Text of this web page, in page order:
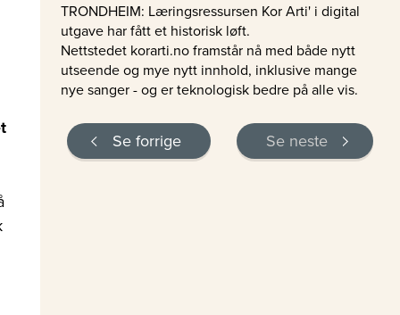
TRONDHEIM: Læringsressursen Kor Arti' i digital
utgave har fått et historisk løft.
Nettstedet korarti.no framstår nå med både nytt
utseende og mye nytt innhold, inklusive mange
nye sanger - og er teknologisk bedre på alle vis.
Se forrige Se neste